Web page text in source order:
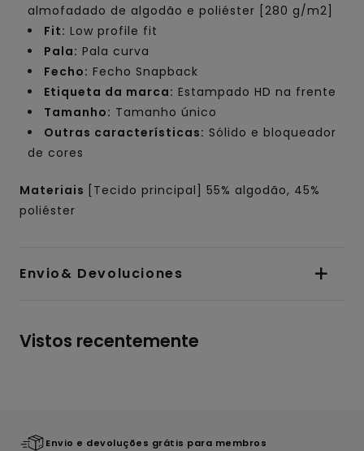
almofadado de algodão e poliéster [280 g/m2]
Fit: Low profile fit
Pala: Pala curva
Fecho: Fecho Snapback
Etiqueta da marca: Estampado HD na frente
Tamanho: Tamanho único
Outras características: Sólido e bloqueador
de cores
Materiais
[Tecido principal] 55% algodão, 45%
poliéster
Envio& Devoluciones
Vistos recentemente
Envio e devoluções grátis para membros